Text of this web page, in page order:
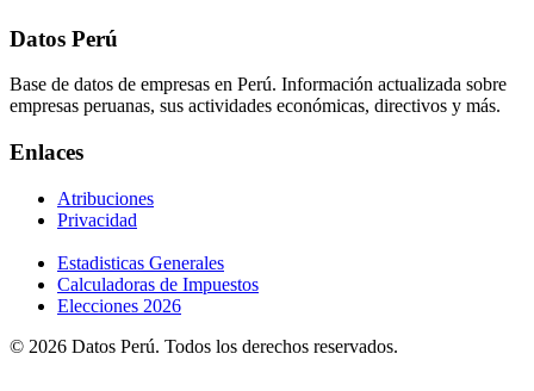
Datos Perú
Base de datos de empresas en Perú. Información actualizada sobre
empresas peruanas, sus actividades económicas, directivos y más.
Enlaces
Atribuciones
Privacidad
Estadisticas Generales
Calculadoras de Impuestos
Elecciones 2026
© 2026 Datos Perú. Todos los derechos reservados.